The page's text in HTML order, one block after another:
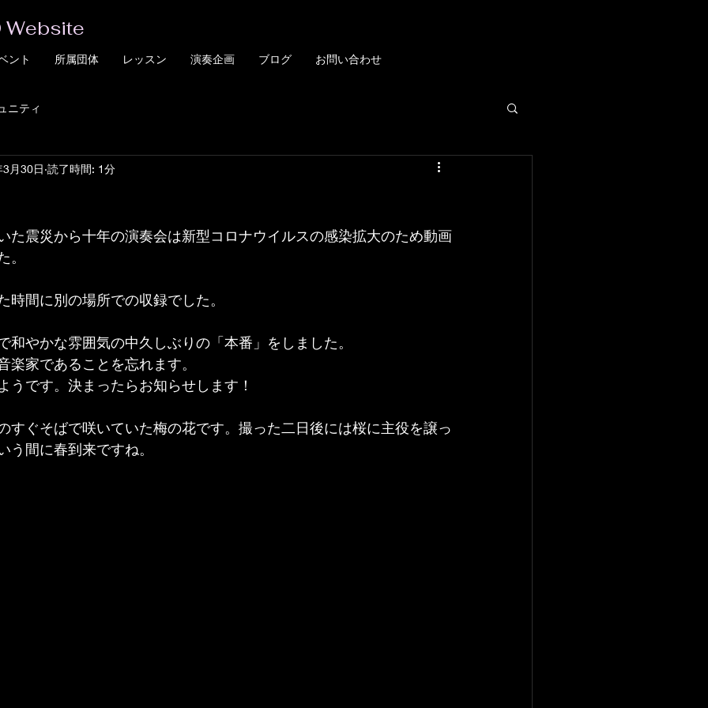
Website
ント 所属団体 レッスン 演奏企画 ブログ お問い合わせ
ニティ
月30日 読了時間: 1分
た震災から十年の演奏会は新型コロナウイルスの感染拡大のため動画
。
時間に別の場所での収録でした。
和やかな雰囲気の中久しぶりの「本番」をしました。
楽家であることを忘れます。
うです。決まったらお知らせします！
すぐそばで咲いていた梅の花です。撮った二日後には桜に主役を譲っ
う間に春到来ですね。